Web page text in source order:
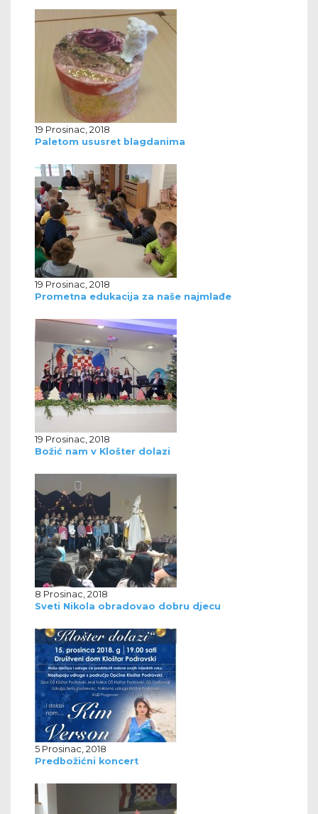
19 Prosinac, 2018
Paletom ususret blagdanima
19 Prosinac, 2018
Prometna edukacija za naše najmlađe
19 Prosinac, 2018
Božić nam v Klošter dolazi
8 Prosinac, 2018
Sveti Nikola obradovao dobru djecu
5 Prosinac, 2018
Predbožićni koncert